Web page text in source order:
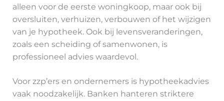
alleen voor de eerste woningkoop, maar ook bij
oversluiten, verhuizen, verbouwen of het wijzigen
van je hypotheek. Ook bij levensveranderingen,
zoals een scheiding of samenwonen, is
professioneel advies waardevol.
Voor zzp’ers en ondernemers is hypotheekadvies
vaak noodzakelijk. Banken hanteren striktere